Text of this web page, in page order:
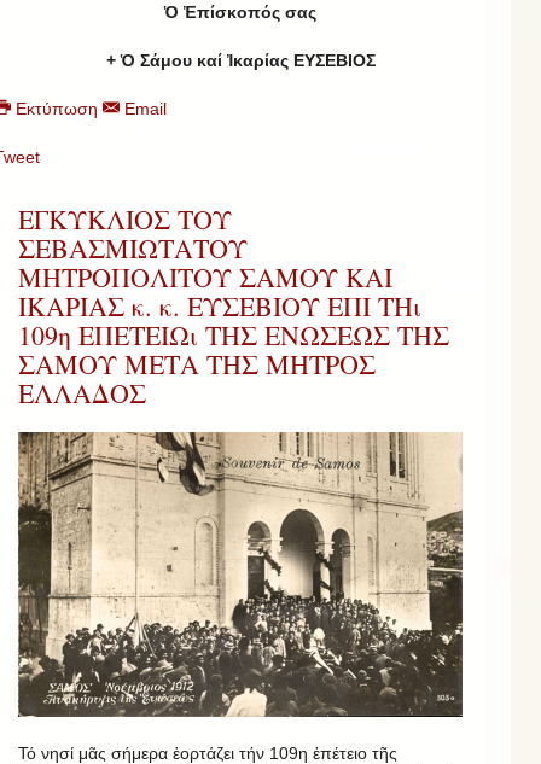
Ὁ Ἐπίσκοπός σας
+ Ὁ Σάμου καί Ἰκαρίας ΕΥΣΕΒΙΟΣ
Εκτύπωση Email
ΕΓΚΥΚΛΙΟΣ ΤΟΥ
ΣΕΒΑΣΜΙΩΤΑΤΟΥ
ΜΗΤΡΟΠΟΛΙΤΟΥ ΣΑΜΟΥ ΚΑΙ
ΙΚΑΡΙΑΣ κ. κ. ΕΥΣΕΒΙΟΥ ΕΠΙ ΤΗι
109η ΕΠΕΤΕΙΩι ΤΗΣ ΕΝΩΣΕΩΣ ΤΗΣ
ΣΑΜΟΥ ΜΕΤΑ ΤΗΣ ΜΗΤΡΟΣ
ΕΛΛΑΔΟΣ
Τό νησί μᾶς σήμερα ἑορτάζει τήν 109η ἐπέτειο τῆς